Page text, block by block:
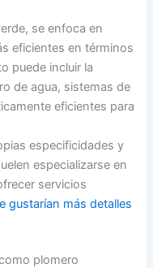
se enfoca en
eficientes en términos
puede incluir la
de agua, sistemas de
eficientes para
especificidades y
especializarse en
servicios
gustarían más detalles
plomero